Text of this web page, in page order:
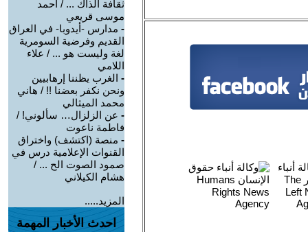
ثقافة الذاك ... / أحمد
موسى قريعي
- مدارس -أيدوبا- في العراق
القديم وفرضية السومرية
لغة وليست هو ... / علاء
اللامي
- الغرب يظننا إرهابيين
ونحن نكفر بعضنا !! / هاني
محمد الميثالي
- عن الزلزال… سألوني! /
فاطمة ناعوت
- منصة (اكتشف) واختراق
القنوات الإعلامية درس في
صمود الصوت الح ... /
هشام الكيلاني
المزيد.....
احدث الأخبار المهمة